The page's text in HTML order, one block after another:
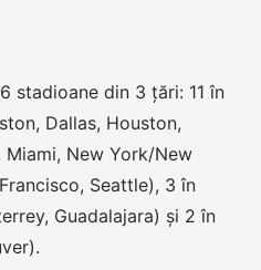
stadioane din 3 țări: 11 în
Dallas, Houston,
Miami, New York/New
Seattle), 3 în
Guadalajara) și 2 în